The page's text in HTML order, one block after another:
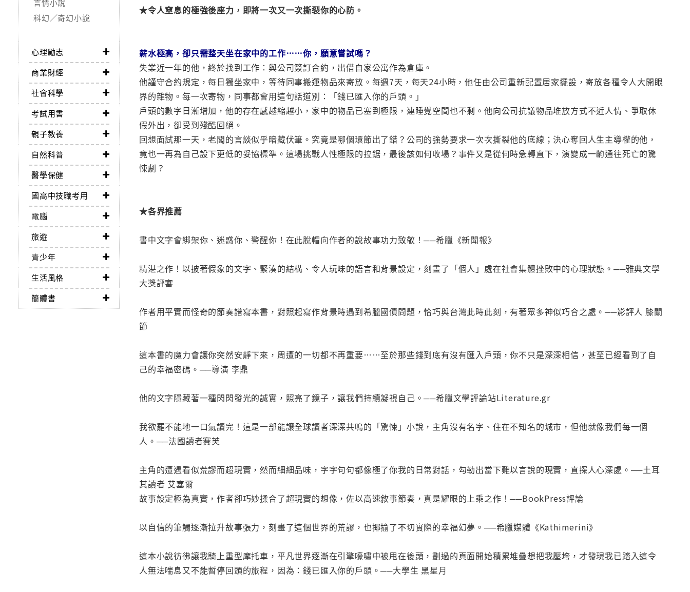
言情小說
科幻／奇幻小說
心理勵志
商業財經
社會科學
考試用書
親子教養
自然科普
醫學保健
國高中技職考用
電腦
旅遊
青少年
生活風格
簡體書
★令人窒息的極強後座力，即將一次又一次撕裂你的心防。
薪水極高，卻只需整天坐在家中的工作……你，願意嘗試嗎？
失業近一年的他，終於找到工作：與公司簽訂合約，出借自家公寓作為倉庫。
他謹守合約規定，每日獨坐家中，等待同事搬運物品來寄放。每週7天，每天24小時，他任由公司重新配置居家擺設，寄放各種令人大開眼
界的雜物。每一次寄物，同事都會用這句話道別：「錢已匯入你的戶頭。」
戶頭的數字日漸增加，他的存在感越縮越小，家中的物品已塞到極限，連睡覺空間也不剩。他向公司抗議物品堆放方式不近人情、爭取休
假外出，卻受到殘酷回絕。
回想面試那一天，老闆的言談似乎暗藏伏筆。究竟是哪個環節出了錯？公司的強勢要求一次次撕裂他的底線；決心奪回人生主導權的他，
竟也一再為自己設下更低的妥協標準。這場挑戰人性極限的拉鋸，最後該如何收場？事件又是從何時急轉直下，演變成一齣通往死亡的驚
悚劇？
★各界推薦
書中文字會綁架你、迷惑你、警醒你！在此脫帽向作者的說故事功力致敬！──希臘《新聞報》
精湛之作！以披著假象的文字、緊湊的結構、令人玩味的語言和背景設定，刻畫了「個人」處在社會集體挫敗中的心理狀態。──雅典文學
大獎評審
作者用平實而怪奇的節奏譜寫本書，對照起寫作背景時遇到希臘國債問題，恰巧與台灣此時此刻，有著眾多神似巧合之處。──影評人 膝關
節
這本書的魔力會讓你突然安靜下來，周遭的一切都不再重要……至於那些錢到底有沒有匯入戶頭，你不只是深深相信，甚至已經看到了自
己的幸福密碼。──導演 李鼎
他的文字隱藏著一種閃閃發光的誠實，照亮了鏡子，讓我們持續凝視自己。──希臘文學評論站Literature.gr
我欲罷不能地一口氣讀完！這是一部能讓全球讀者深深共鳴的「驚悚」小說，主角沒有名字、住在不知名的城市，但他就像我們每一個
人。──法國讀者賽芙
主角的遭遇看似荒謬而超現實，然而細細品味，字字句句都像極了你我的日常對話，勾勒出當下難以言說的現實，直探人心深處。──土耳
其讀者 艾塞爾
故事設定極為真實，作者卻巧妙揉合了超現實的想像，佐以高速敘事節奏，真是耀眼的上乘之作！──BookPress評論
以自信的筆觸逐漸拉升故事張力，刻畫了這個世界的荒謬，也揶揄了不切實際的幸福幻夢。──希臘媒體《Kathimerini》
這本小說彷彿讓我騎上重型摩托車，平凡世界逐漸在引擎嚎嘯中被甩在後頭，劃過的頁面開始積累堆疊想把我壓垮，才發現我已踏入這令
人無法喘息又不能暫停回頭的旅程，因為：錢已匯入你的戶頭。──大學生 黑星月